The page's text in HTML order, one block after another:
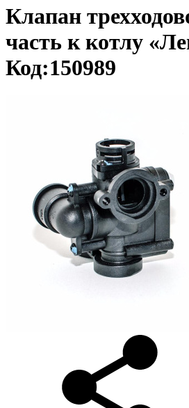
Клапан
часть к котлу
Код:150989